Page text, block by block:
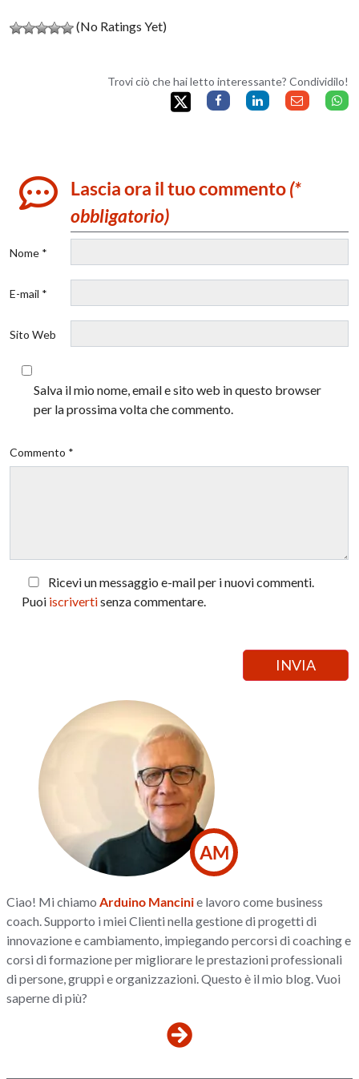
(No Ratings Yet)
Trovi ciò che hai letto interessante? Condividilo!
Lascia ora il tuo commento(*
obbligatorio)
Nome *
E-mail *
Sito Web
Salva il mio nome, email e sito web in questo browser
per la prossima volta che commento.
Commento *
Ricevi un messaggio e-mail per i nuovi commenti.
Puoi iscrivertisenza commentare.
AM
Ciao! Mi chiamoArduino Mancinie lavoro come business
coach. Supporto i miei Clienti nella gestione di progetti di
innovazione e cambiamento, impiegando percorsi di coaching e
corsi di formazione per migliorare le prestazioni professionali
di persone, gruppi e organizzazioni. Questo è il mio blog. Vuoi
saperne di più?